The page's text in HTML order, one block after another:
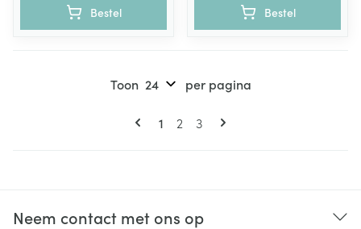
Bestel Bestel
Pagina's
U lees momenteel pagina
1 Pagina
2 Pagina
3
Toon per pagina
Neem contact met ons op